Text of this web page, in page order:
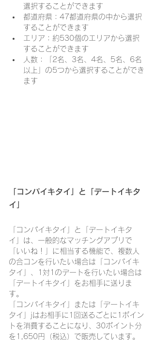
選択することができます
都道府県：47都道府県の中から選択
することができます
エリア：約530個のエリアから選択
することができます
人数：「2名、3名、4名、5名、6名
以上」の5つから選択することができ
ます
「コンパイキタイ」と「デートイキタ
イ」
「コンパイキタイ」と「デートイキタ
イ」は、一般的なマッチングアプリで
「いいね！」に相当する機能で、複数人
の合コンを行いたい場合は「コンパイキ
タイ」、1対1のデートを行いたい場合は
「デートイキタイ」をお相手に送りま
す。
「コンパイキタイ」または「デートイキ
タイ」jはお相手に1回送るごとに1ポイン
トを消費することになり、30ポイント分
を1,650円（税込）で販売しています。